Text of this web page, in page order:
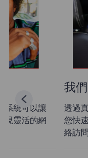
我們的客戶
透過真實的住宅代
您快速選擇國家、